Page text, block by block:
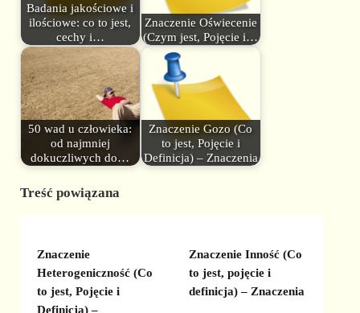
Badania jakościowe i
ilościowe: co to jest,
cechy i…
Znaczenie Oświecenie
(Czym jest, Pojęcie i…
50 wad u człowieka:
od najmniej
dokuczliwych do…
Znaczenie Gozo (Co
to jest, Pojęcie i
Definicja) – Znaczenia
Treść powiązana
Znaczenie
Heterogeniczność (Co
to jest, Pojęcie i
Definicja) –
Znaczenie Inność (Co
to jest, pojęcie i
definicja) – Znaczenia